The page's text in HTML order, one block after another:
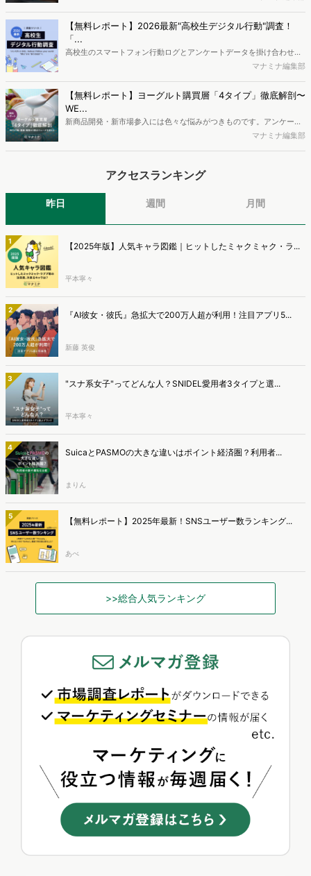
か、また、要因を理解した上で、成果に確実につながるコンテンツを
制作するにはどうするべきなのでしょうか。本レポートはこのような
疑問をお抱えのSEO・Webマーケティングご担当者様におすすめの内
容となっています。※本レポートは記事のフォームから無料でダウン
【無料レポート】2026最新"高校生デジタル行動"調査！
「...
高校生のスマートフォン行動ログとアンケートデータを掛け合わせ、
最新の若年層（高校生）におけるデジタル行動実態やSNSの利用傾向
ち、スマートフォンを取り巻く環境が成熟するなか、新興SNSの台頭
により高校生のデジタルライフスタイルは新たな変化を見せていま
す。※資料は記事内の入力フォームより、ダウンロードいただけま
マナミナ編集部
【無料レポート】ヨーグルト購買層「4タイプ」徹底解剖〜
WE...
新商品開発・新市場参入には色々な悩みがつきものです。アンケート
調査を実施しても、購買実態が不透明、新商品の受容性も判断しきれ
ようにして市場理解をしていけるのか、現状の既発商品のセグメント
す。新商品開発関連担当者様・マーケティング担当者様向け必見のレ
ウンロードできます。
マナミナ編集部
アクセスランキング
昨日 週間 月間
1 【2025年版】人気キャラ図鑑｜ヒットしたミャクミャク・ラ...
平本寧々
2 『AI彼女・彼氏』急拡大で200万人超が利用！注目アプリ5...
新藤 英俊
3 "スナ系女子"ってどんな人？SNIDEL愛用者3タイプと選...
平本寧々
4 SuicaとPASMOの大きな違いはポイント経済圏？利用者...
まりん
5 【無料レポート】2025年最新！SNSユーザー数ランキング...
あべ
>>総合人気ランキング